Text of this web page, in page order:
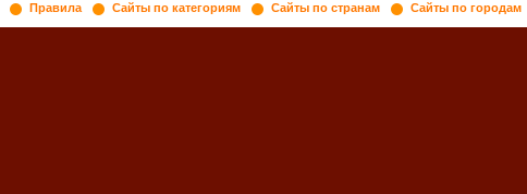
Правила Сайты по категориям Сайты по странам
Сайты по городам